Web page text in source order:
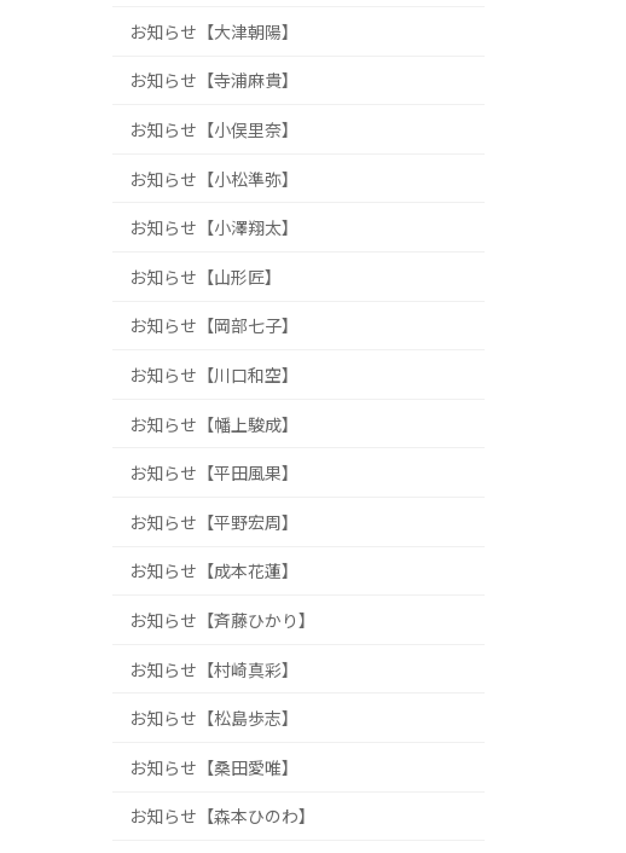
お知らせ【大津朝陽】
お知らせ【寺浦麻貴】
お知らせ【小俣里奈】
お知らせ【小松準弥】
お知らせ【小澤翔太】
お知らせ【山形匠】
お知らせ【岡部七子】
お知らせ【川口和空】
お知らせ【幡上駿成】
お知らせ【平田風果】
お知らせ【平野宏周】
お知らせ【成本花蓮】
お知らせ【斉藤ひかり】
お知らせ【村崎真彩】
お知らせ【松島歩志】
お知らせ【桑田愛唯】
お知らせ【森本ひのわ】